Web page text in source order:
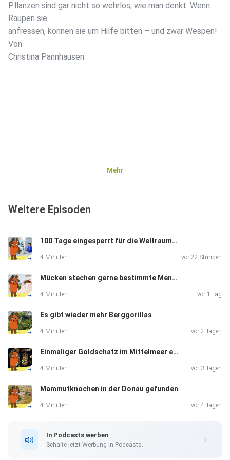
Pflanzen sind gar nicht so wehrlos, wie man denkt: Wenn
Raupen sie
anfressen, können sie um Hilfe bitten – und zwar Wespen!
Von
Christina Pannhausen.
Mehr
Weitere Episoden
100 Tage eingesperrt für die Weltraumforschung
4 Minuten vor 22 Stunden
Mücken stechen gerne bestimmte Menschen
4 Minuten vor 1 Tag
Es gibt wieder mehr Berggorillas
4 Minuten vor 2 Tagen
Einmaliger Goldschatz im Mittelmeer entdeckt
4 Minuten vor 3 Tagen
Mammutknochen in der Donau gefunden
4 Minuten vor 4 Tagen
In Podcasts werben
Schalte jetzt Werbung in Podcasts.